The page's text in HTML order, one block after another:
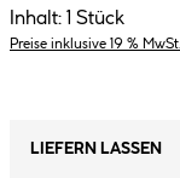
Inhalt: 1 Stück
Preise inklusive 19 %
LIEFERN LASSEN